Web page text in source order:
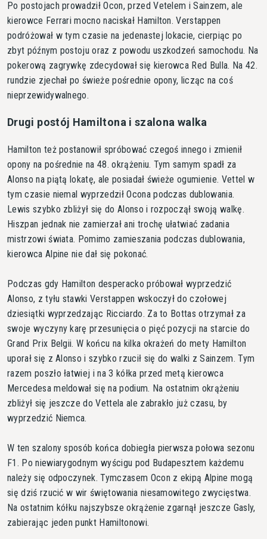
Po postojach prowadził Ocon, przed Vetelem i Sainzem, ale
kierowce Ferrari mocno naciskał Hamilton. Verstappen
podróżował w tym czasie na jedenastej lokacie, cierpiąc po
zbyt późnym postoju oraz z powodu uszkodzeń samochodu. Na
pokerową zagrywkę zdecydował się kierowca Red Bulla. Na 42.
rundzie zjechał po świeże pośrednie opony, licząc na coś
nieprzewidywalnego.
Drugi postój Hamiltona i szalona walka
Hamilton też postanowił spróbować czegoś innego i zmienił
opony na pośrednie na 48. okrążeniu. Tym samym spadł za
Alonso na piątą lokatę, ale posiadał świeże ogumienie. Vettel w
tym czasie niemal wyprzedził Ocona podczas dublowania.
Lewis szybko zbliżył się do Alonso i rozpoczął swoją walkę.
Hiszpan jednak nie zamierzał ani trochę ułatwiać zadania
mistrzowi świata. Pomimo zamieszania podczas dublowania,
kierowca Alpine nie dał się pokonać.
Podczas gdy Hamilton desperacko próbował wyprzedzić
Alonso, z tyłu stawki Verstappen wskoczył do czołowej
dziesiątki wyprzedzając Ricciardo. Za to Bottas otrzymał za
swoje wyczyny karę przesunięcia o pięć pozycji na starcie do
Grand Prix Belgii. W końcu na kilka okrażeń do mety Hamilton
uporał się z Alonso i szybko rzucił się do walki z Sainzem. Tym
razem poszło łatwiej i na 3 kółka przed metą kierowca
Mercedesa meldował się na podium. Na ostatnim okrążeniu
zbliżył się jeszcze do Vettela ale zabrakło już czasu, by
wyprzedzić Niemca.
W ten szalony sposób końca dobiegła pierwsza połowa sezonu
F1. Po niewiarygodnym wyścigu pod Budapesztem każdemu
należy się odpoczynek. Tymczasem Ocon z ekipą Alpine mogą
się dziś rzucić w wir świętowania niesamowitego zwycięstwa.
Na ostatnim kółku najszybsze okrążenie zgarnął jeszcze Gasly,
zabierając jeden punkt Hamiltonowi.